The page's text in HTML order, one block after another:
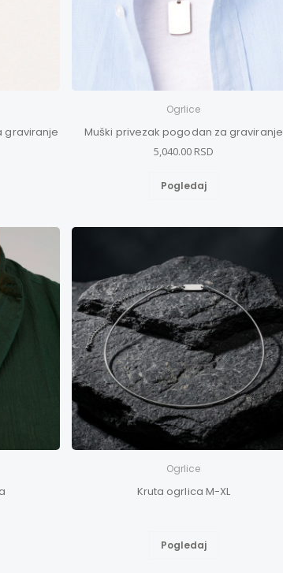
graviranje
Ogrlice
Muški privezak pogodan za graviranje
5,040.00 RSD
Pogledaj
Ogrlice
Kruta ogrlica M-XL
Pogledaj